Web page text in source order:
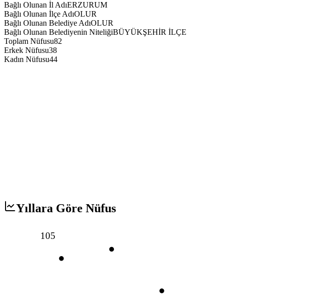
Bağlı Olunan İl AdıERZURUM
Bağlı Olunan İlçe AdıOLUR
Bağlı Olunan Belediye AdıOLUR
Bağlı Olunan Belediyenin NiteliğiBÜYÜKŞEHİR İLÇE
Toplam Nüfusu82
Erkek Nüfusu38
Kadın Nüfusu44
Yıllara Göre Nüfus
105